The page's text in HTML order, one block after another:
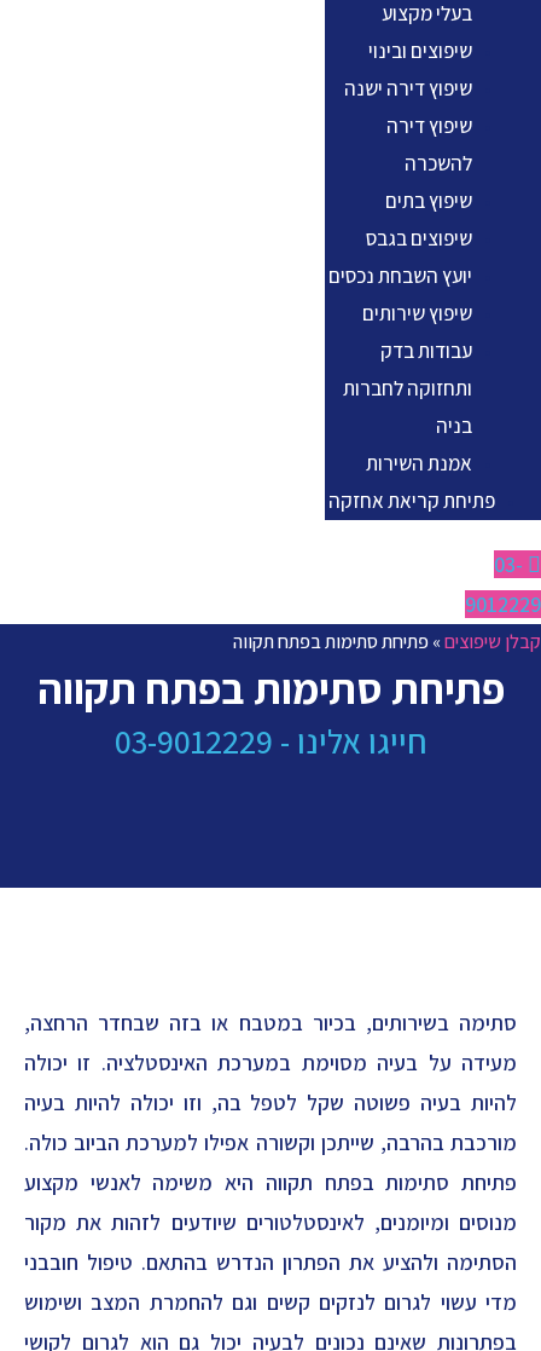
בעלי מקצוע
שיפוצים ובינוי
שיפוץ דירה ישנה
שיפוץ דירה
להשכרה
שיפוץ בתים
שיפוצים בגבס
יועץ השבחת נכסים
שיפוץ שירותים
עבודות בדק
ותחזוקה לחברות
בניה
אמנת השירות
פתיחת קריאת אחזקה
03-
9012229
קבלן שיפוצים»פתיחת סתימות בפתח תקווה
פתיחת סתימות בפתח תקווה
חייגו אלינו - 03-9012229
סתימה בשירותים, בכיור במטבח או בזה שבחדר הרחצה,
מעידה על בעיה מסוימת במערכת האינסטלציה. זו יכולה
להיות בעיה פשוטה שקל לטפל בה, וזו יכולה להיות בעיה
מורכבת בהרבה, שייתכן וקשורה אפילו למערכת הביוב כולה.
פתיחת סתימות בפתח תקווה היא משימה לאנשי מקצוע
מנוסים ומיומנים, לאינסטלטורים שיודעים לזהות את מקור
הסתימה ולהציע את הפתרון הנדרש בהתאם. טיפול חובבני
מדי עשוי לגרום לנזקים קשים וגם להחמרת המצב ושימוש
בפתרונות שאינם נכונים לבעיה יכול גם הוא לגרום לקושי